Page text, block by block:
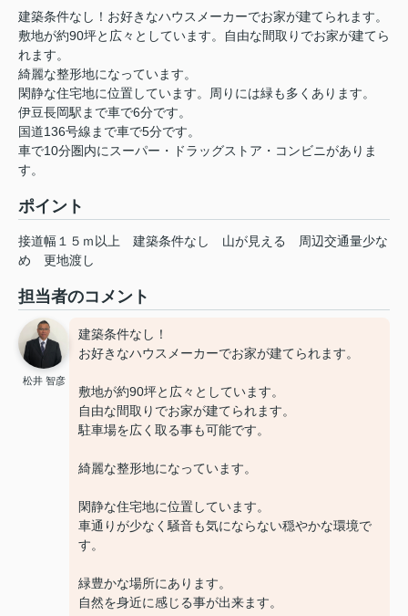
建築条件なし！お好きなハウスメーカーでお家が建てられます。
敷地が約90坪と広々としています。自由な間取りでお家が建てら
れます。
綺麗な整形地になっています。
閑静な住宅地に位置しています。周りには緑も多くあります。
伊豆長岡駅まで車で6分です。
国道136号線まで車で5分です。
車で10分圏内にスーパー・ドラッグストア・コンビニがありま
す。
ポイント
接道幅１５ｍ以上 建築条件なし 山が見える
周辺交通量少な
め
更地渡し
担当者のコメント
松井 智彦
建築条件なし！
お好きなハウスメーカーでお家が建てられます。
敷地が約90坪と広々としています。
自由な間取りでお家が建てられます。
駐車場を広く取る事も可能です。
綺麗な整形地になっています。
閑静な住宅地に位置しています。
車通りが少なく騒音も気にならない穏やかな環境で
す。
緑豊かな場所にあります。
自然を身近に感じる事が出来ます。